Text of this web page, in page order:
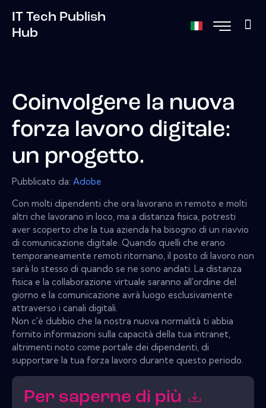
IT Tech Publish
Hub
Coinvolgere la nuova
forza lavoro digitale:
un progetto.
Pubblicato da: Adobe
Con molti dipendenti che ora lavorano in remoto e molti
altri che lavorano in loco, ma a distanza fisica, potresti
aver scoperto che la tua azienda ha bisogno di un riavvio
di comunicazione digitale. Quando quelli che erano
temporaneamente remoti ritornano, il posto di lavoro non
sarà lo stesso di quando se ne sono andati. La distanza
fisica e la collaborazione virtuale saranno all'ordine del
giorno e la comunicazione avrà luogo esclusivamente
attraverso i canali digitali.
Non c'è dubbio che la nostra nuova normalità ti abbia
fornito informazioni sulla capacità della tua intranet,
altrimenti noto come portale dei dipendenti, di
supportare la tua forza lavoro durante questo periodo.
Per saperne di più